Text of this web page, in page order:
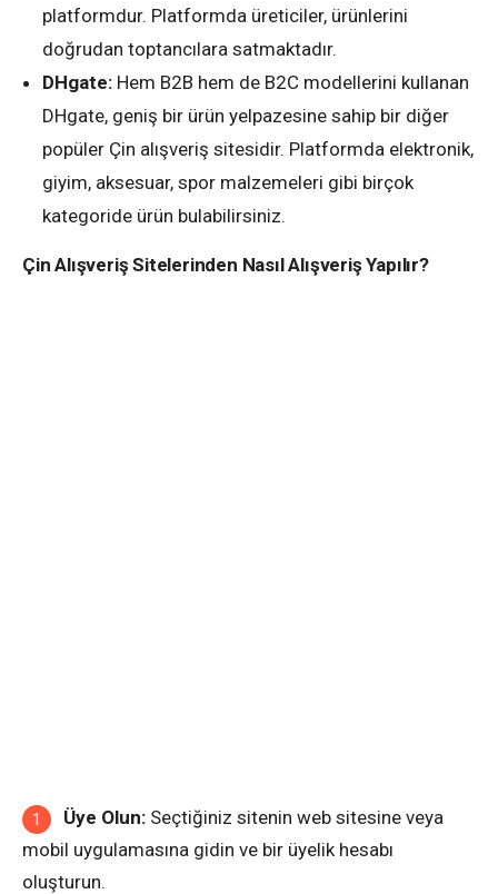
platformdur. Platformda üreticiler, ürünlerini
doğrudan toptancılara satmaktadır.
DHgate: Hem B2B hem de B2C modellerini kullanan
DHgate, geniş bir ürün yelpazesine sahip bir diğer
popüler Çin alışveriş sitesidir. Platformda elektronik,
giyim, aksesuar, spor malzemeleri gibi birçok
kategoride ürün bulabilirsiniz.
Çin Alışveriş Sitelerinden Nasıl Alışveriş Yapılır?
Üye Olun: Seçtiğiniz sitenin web sitesine veya
mobil uygulamasına gidin ve bir üyelik hesabı
oluşturun.